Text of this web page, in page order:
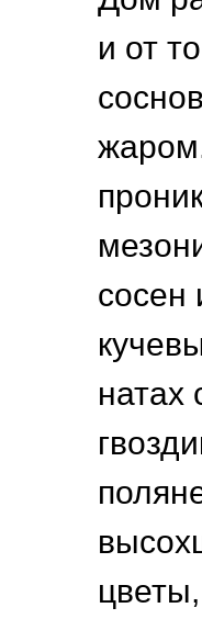
и от
сосен
натах